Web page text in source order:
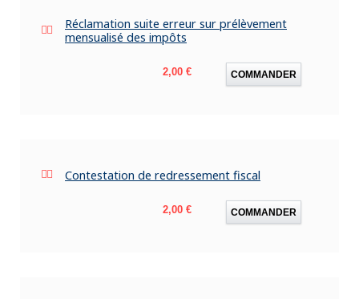
Réclamation suite erreur sur prélèvement
mensualisé des impôts
Prix
2,00 € COMMANDER
Contestation de redressement fiscal
Prix
2,00 € COMMANDER